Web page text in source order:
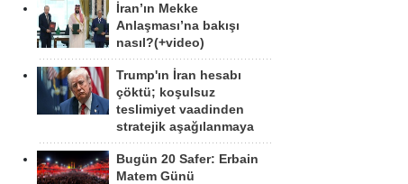
İran’ın Mekke
Anlaşması’na bakışı
nasıl?(+video)
Trump'ın İran hesabı
çöktü; koşulsuz
teslimiyet vaadinden
stratejik aşağılanmaya
Bugün 20 Safer: Erbain
Matem Günü